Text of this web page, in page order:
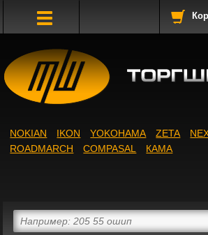
NOKIAN IKON YOKOHAMA ZETA
ROADMARCH
COMPASAL КАМА